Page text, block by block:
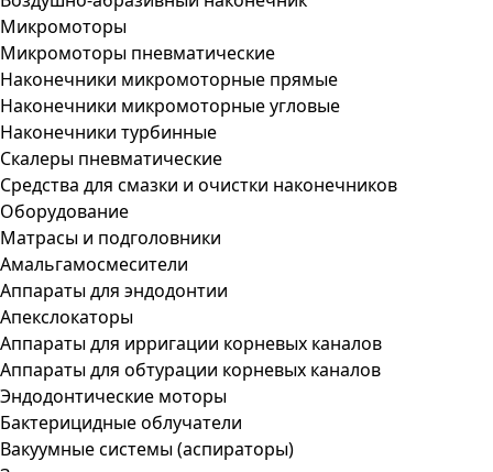
Микромоторы
Микромоторы пневматические
Наконечники микромоторные прямые
Наконечники микромоторные угловые
Наконечники турбинные
Скалеры пневматические
Средства для смазки и очистки наконечников
Оборудование
Матрасы и подголовники
Амальгамосмесители
Аппараты для эндодонтии
Апекслокаторы
Аппараты для ирригации корневых каналов
Аппараты для обтурации корневых каналов
Эндодонтические моторы
Бактерицидные облучатели
Вакуумные системы (аспираторы)